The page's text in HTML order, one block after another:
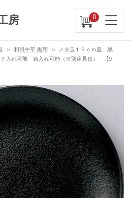
房 0
和風中華 黒耀
メタ玉１９ｃｍ皿 黒
れ可能 箱入れ可能（※別途見積） 【9-